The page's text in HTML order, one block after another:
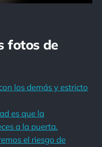
fotos de
los demás y estricto
es que la
a la puerta.
el riesgo de